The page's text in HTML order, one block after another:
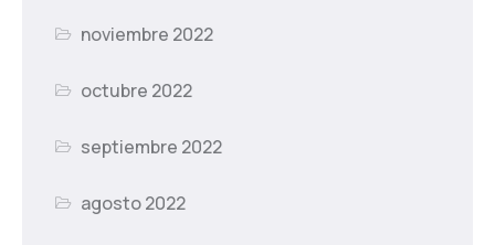
noviembre 2022
octubre 2022
septiembre 2022
agosto 2022